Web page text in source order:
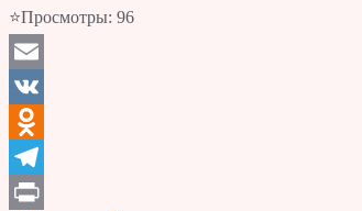
⭐Просмотры: 96
Email
VK
Odnoklassniki
Telegram